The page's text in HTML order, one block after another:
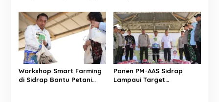
Pengajian Rutin
Makassar terhadap
Jurnalis Saat Peliputan
Workshop Smart Farming
di Sidrap Bantu Petani
Panen PM-AAS Sidrap
Lampaui Target